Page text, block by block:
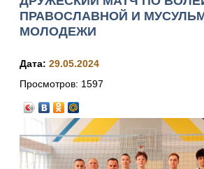
ПРАВОСЛАВНОЙ И
МОЛОДЕЖИ
Дата: 29.05.2024
Просмотров: 1597